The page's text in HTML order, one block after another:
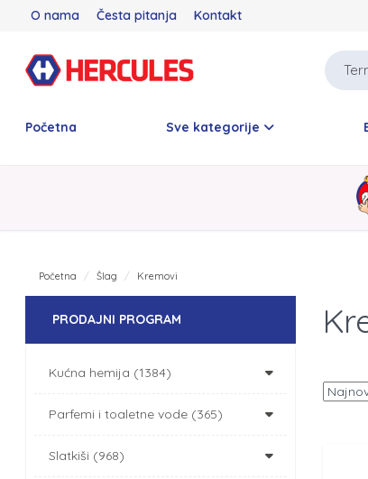
O nama Česta pitanja Kontakt
Početna Sve kategorije
Početna Šlag Kremovi
PRODAJNI PROGRAM
Kućna hemija (1384)
Parfemi i toaletne vode (365)
Slatkiši (968)